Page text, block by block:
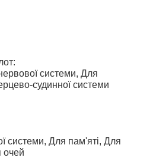
системи, Для
судинної системи
системи, Для пам'яті, Для
очей